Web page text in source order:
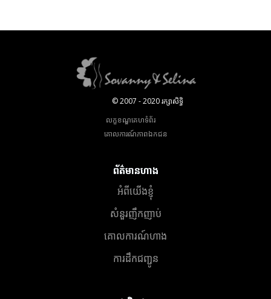
© 2007 - 2020 រក្សាសិទ្ធិ
លក្ខខណ្ឌគេហទំព័រ
គោលការណ៍​ភាព​ឯកជន
ព័ត៌មានហាង
អំពីយើងខ្ញុំ
សំនួរញឹកញាប់
គោលការណ៍ហាង
ការដឹកជញ្ជូន